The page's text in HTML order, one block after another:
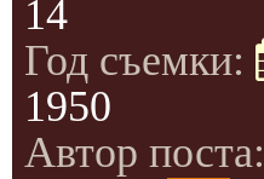
14
Год съемки:
1950
Автор